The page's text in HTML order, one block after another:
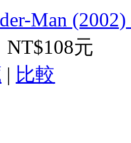
Man
NT$108元
| 比較